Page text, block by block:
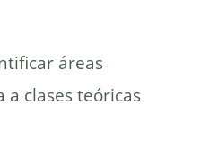
áreas
clases teóricas